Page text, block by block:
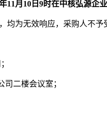
11 月 10日9时在中核弘源企
均为无效响应，采购人不予
；
二楼会议室；